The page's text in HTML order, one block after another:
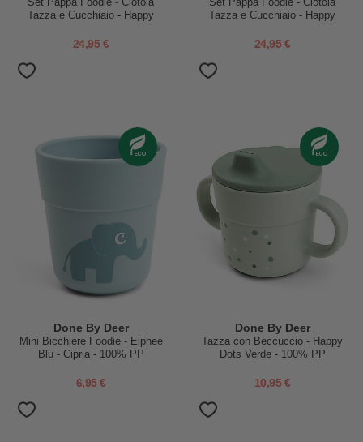
Set Pappa Foodie - Ciotola
Tazza e Cucchiaio - Happy
Alimentare
24,95 €
Set Pappa Foodie - Ciotola
Tazza e Cucchiaio - Happy
Alimentare
24,95 €
Done By Deer
Mini Bicchiere Foodie - Elphee
Blu - Cipria - 100% PP
6,95 €
Done By Deer
Tazza con Beccuccio - Happy
Dots Verde - 100% PP
10,95 €